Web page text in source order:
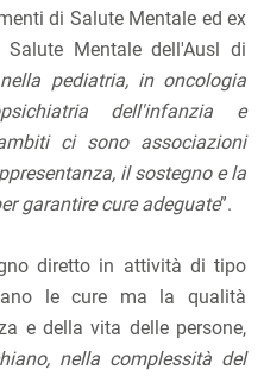
di Salute Mentale ed ex
Mentale dell'Ausl di
pediatria, in oncologia
dell'infanzia e
ci sono associazioni
il sostegno e la
garantire cure adeguate”.
diretto in attività di tipo
le cure ma la qualità
e della vita delle persone,
nella complessità del